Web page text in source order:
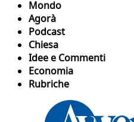
Mondo
Agorà
Podcast
Chiesa
Idee e Commenti
Economia
Rubriche